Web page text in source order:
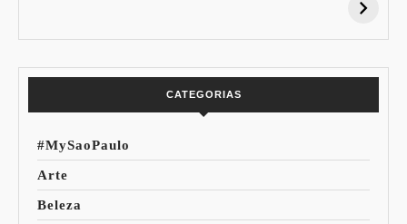
CATEGORIAS
#MySaoPaulo
Arte
Beleza